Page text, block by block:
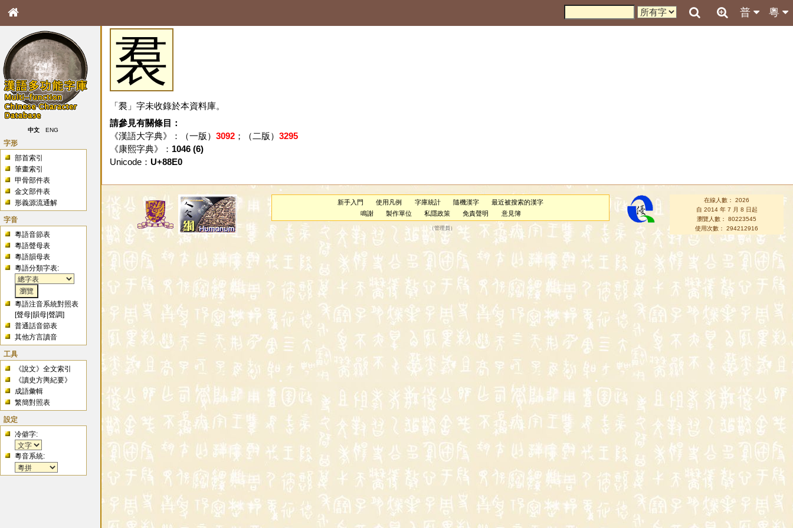
粵
普
中文 ENG
字形
部首索引
筆畫索引
甲骨部件表
金文部件表
形義源流通解
字音
粵語音節表
粵語聲母表
粵語韻母表
粵語分類字表:
粵語注音系統對照表
[聲母 |韻母 |聲調]
普通話音節表
其他方言讀音
工具
《說文》全文索引
《讀史方輿紀要》
成語彙輯
繁簡對照表
設定
冷僻字:
粵音系統:
裠
「裠」字未收錄於本資料庫。
請參見有關條目：
《漢語大字典》：（一版） 3092；（二版） 3295
《康熙字典》： 1046 (6)
Unicode： U+88E0
新手入門 使用凡例 字庫統計 隨機漢字
最近被搜索的漢字
鳴謝
製作單位 私隱政策 免責聲明 意見簿
（管理員 ）
在線人數： 2026
自 2014 年 7 月 8 日起
瀏覽人數： 80223545
使用次數： 294212916